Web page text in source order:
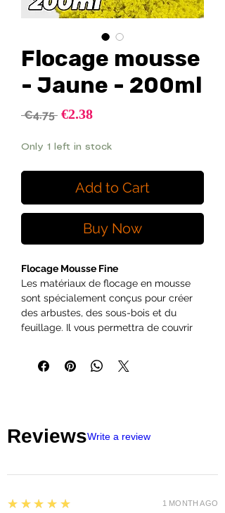
Flocage mousse
- Jaune - 200ml
€4.75 Regular
€2.38
Only 1 left in stock
Add to Cart
Buy Now
Flocage Mousse Fine
Les matériaux de flocage en mousse
sont spécialement conçus pour créer
des arbustes, des sous-bois et du
feuillage. Il vous permettra de couvrir
des arbres, ainsi que tous les types
d'arbres de loisirs. Facile à coller avec
grande capacité pour vous faciliter leur
utilisation et leur conservation.
War,Bolt Action, lemodélisme
etc.
ReviewsWrite a review
5
★★★★★ 1 MONTH AGO